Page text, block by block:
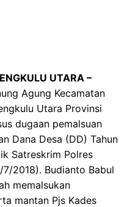
UTARA –
Agung Kecamatan
Utara Provinsi
dugaan pemalsuan
Dana Desa (DD) Tahun
Satreskrim Polres
2018). Budianto Babul
memalsukan
mantan Pjs Kades